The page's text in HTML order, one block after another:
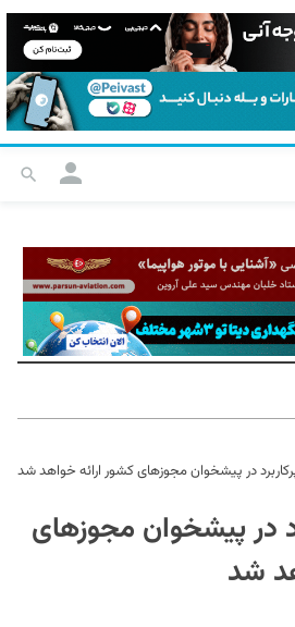
در پیشخوان مجوزهای
شد